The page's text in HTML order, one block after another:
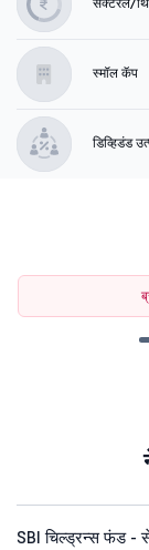
स्मॉल कॅप
डिव्हिडंड
SBI चिल्ड्रन्स फंड -